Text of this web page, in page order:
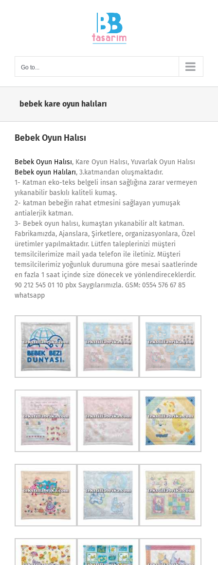
Go to...
bebek kare oyun halıları
Bebek Oyun Halısı
Bebek Oyun Halısı, Kare Oyun Halısı, Yuvarlak Oyun Halısı
Bebek oyun Halıları, 3.katmandan oluşmaktadır.
1- Katman eko-teks belgeli insan sağlığına zarar vermeyen
yıkanabilir baskılı kaliteli kumaş.
2- katman bebeğin rahat etmesini sağlayan yumuşak
antialerjik katman.
3- Bebek oyun halısı, kumaştan yıkanabilir alt katman.
Fabrikamızda, Ajanslara, Şirketlere, organizasyonlara, Özel
üretimler yapılmaktadır. Lütfen taleplerinizi müşteri
temsilcilerimize mail yada telefon ile iletiniz. Müşteri
temsilcilerimiz yoğunluk durumuna göre mesai saatlerinde
en fazla 1 saat içinde size dönecek ve yönlendireceklerdir.
90 212 545 01 10 pbx Saygılarımızla. GSM: 0554 576 67 85
whatsapp